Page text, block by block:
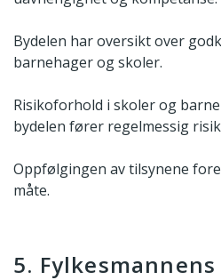
Bydelen har oversikt over
barnehager og skoler.
Risikoforhold i skoler og
bydelen fører regelmessig
Oppfølgingen av tilsynene
måte.
5.